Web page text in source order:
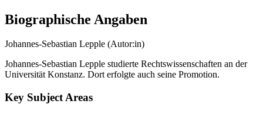
Biographische Angaben
Johannes-Sebastian Lepple (Autor:in)
Johannes-Sebastian Lepple studierte Rechtswissenschaften an der
Universität Konstanz. Dort erfolgte auch seine Promotion.
Key Subject Areas